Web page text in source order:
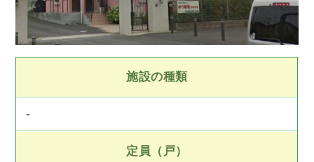
施設の種類
-
定員（戸）